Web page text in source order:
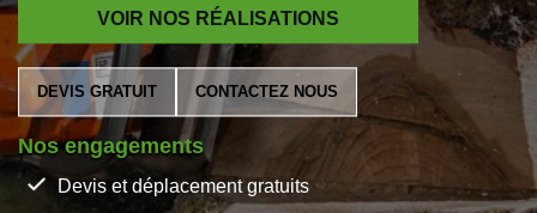
VOIR NOS RÉALISATIONS
DEVIS GRATUIT CONTACTEZ NOUS
Nos engagements
Devis et déplacement gratuits